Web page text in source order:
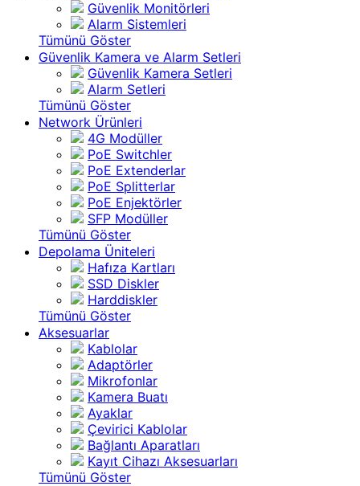
Güvenlik Monitörleri
Alarm Sistemleri
Tümünü Göster
Güvenlik Kamera ve Alarm Setleri
Güvenlik Kamera Setleri
Alarm Setleri
Tümünü Göster
Network Ürünleri
4G Modüller
PoE Switchler
PoE Extenderlar
PoE Splitterlar
PoE Enjektörler
SFP Modüller
Tümünü Göster
Depolama Üniteleri
Hafıza Kartları
SSD Diskler
Harddiskler
Tümünü Göster
Aksesuarlar
Kablolar
Adaptörler
Mikrofonlar
Kamera Buatı
Ayaklar
Çevirici Kablolar
Bağlantı Aparatları
Kayıt Cihazı Aksesuarları
Tümünü Göster